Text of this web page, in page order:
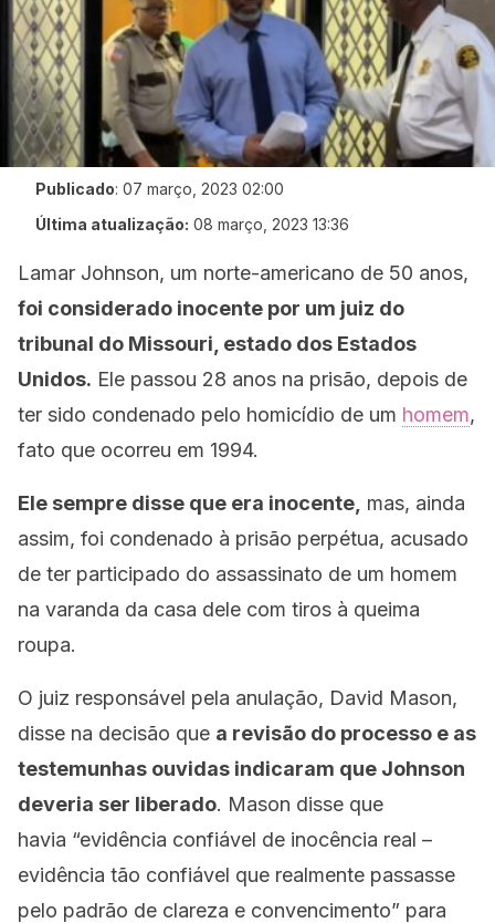
Publicado: 07 março, 2023 02:00
Última atualização: 08 março, 2023 13:36
Lamar Johnson, um norte-americano de 50 anos,
foi considerado inocente por um juiz do
tribunal do Missouri, estado dos Estados
Unidos. Ele passou 28 anos na prisão, depois de
ter sido condenado pelo homicídio de um homem,
fato que ocorreu em 1994.
Ele sempre disse que era inocente, mas, ainda
assim, foi condenado à prisão perpétua, acusado
de ter participado do assassinato de um homem
na varanda da casa dele com tiros à queima
roupa.
O juiz responsável pela anulação, David Mason,
disse na decisão que a revisão do processo e as
testemunhas ouvidas indicaram que Johnson
deveria ser liberado. Mason disse que
havia “evidência confiável de inocência real –
evidência tão confiável que realmente passasse
pelo padrão de clareza e convencimento” para